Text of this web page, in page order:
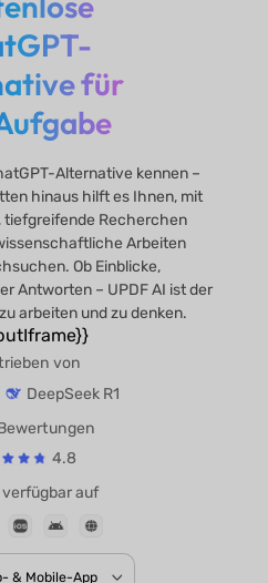
für
Alternative kennen –
hinaus hilft es Ihnen, mit
tiefgreifende Recherchen
Arbeiten
Ob Einblicke,
Antworten – UPDF AI ist der
arbeiten und zu denken.
von
5 | DeepSeek R1
Bewertungen
4.8